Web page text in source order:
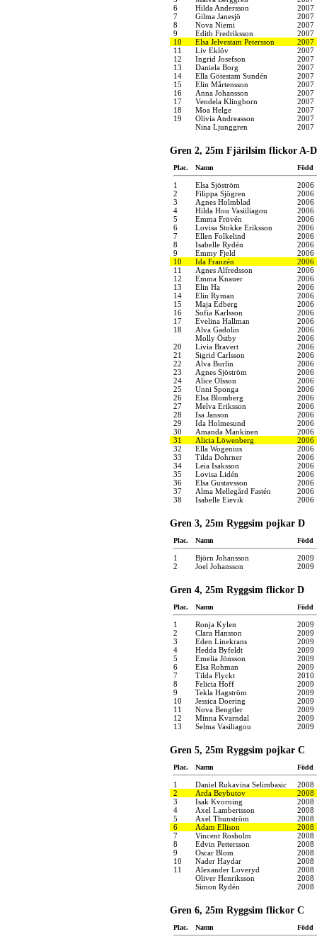
6
Hilda Andersson
2007
7
Gilma Janesjö
2007
8
Nova Niemi
2007
9
Edith Fredriksson
2007
10
Elsa Jelvestam Petersson
2007
11
Liv Eklöv
2007
12
Ingrid Josefson
2007
13
Daniela Borg
2007
14
Ella Götestam Sundén
2007
15
Elin Mårtensson
2007
16
Anna Johansson
2007
17
Vendela Klingborn
2007
18
Moa Helge
2007
19
Olivia Andreasson
2007
Nina Ljunggren
2007
Gren 2, 25m Fjärilsim flickor A-
Plac. Namn Född
1 Elsa Sjöström
2006
2
Filippa Sjögren
2006
3
Agnes Holmblad
2006
4
Hilda Hou Vasiiliagou
2006
5
Emma Frövén
2006
6
Lovisa Stokke Eriksson
2006
7
Ellen Folkelind
2006
8
Isabelle Rydén
2006
9
Emmy Fjeld
2006
10
Ida Franzén
2006
11
Agnes Alfredsson
2006
12
Emma Knauer
2006
13
Elin Ha
2006
14
Elin Ryman
2006
15
Maja Edberg
2006
16
Sofia Karlsson
2006
17
Evelina Hallman
2006
18
Alva Gadolin
2006
Molly Östby
2006
20
Livia Bravert
2006
21
Sigrid Carlsson
2006
22
Alva Burlin
2006
23
Agnes Sjöström
2006
24
Alice Olsson
2006
25
Unni Sponga
2006
26
Elsa Blomberg
2006
27
Melva Eriksson
2006
28
Isa Janson
2006
29
Ida Holmesund
2006
30
Amanda Mankinen
2006
31
Alicia Löwenberg
2006
32
Ella Wogenius
2006
33
Tilda Dohrner
2006
34
Leia Isaksson
2006
35
Lovisa Lidén
2006
36
Elsa Gustavsson
2006
37
Alma Mellegård Fastén
2006
38
Isabelle Eievik 2006
Gren 3, 25m Ryggsim pojkar D
Plac. Namn Född
1 Björn Johansson
2009
2
Joel Johansson 2009
Gren 4, 25m Ryggsim flickor D
Plac. Namn Född
1 Ronja Kylen
2009
2
Clara Hansson
2009
3
Eden Linekrans
2009
4
Hedda Byfeldt
2009
5
Emelia Jönsson
2009
6
Elsa Rohman
2009
7
Tilda Flyckt
2010
8
Felicia Hoff
2009
9
Tekla Hagström
2009
10
Jessica Doering
2009
11
Nova Bengtler
2009
12
Minna Kvarndal
2009
13
Selma Vasiliagou 2009
Gren 5, 25m Ryggsim pojkar C
Plac. Namn Född
1 Daniel Rukavina Selimbasic
2008
2
Arda Beybutov
2008
3
Isak Kvorning
2008
4
Axel Lambertsson
2008
5
Axel Thunström
2008
6
Adam Ellison
2008
7
Vincent Rosholm
2008
8
Edvin Pettersson
2008
9
Oscar Blom
2008
10
Nader Haydar
2008
11
Alexander Loveryd
2008
Oliver Henriksson
2008
Simon Rydén
2008
Gren 6, 25m Ryggsim flickor C
Plac. Namn Född